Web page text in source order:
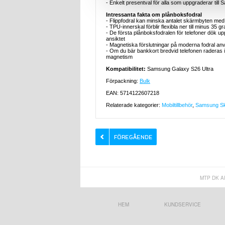
- Enkelt presentval för alla som uppgraderar till
Intressanta fakta om plånboksfodral
- Flippfodral kan minska antalet skärmbyten
- TPU-innerskal förblir flexibla ner till minus 35
- De första plånboksfodralen för telefoner dök
ansiktet
- Magnetiska förslutningar på moderna fodral
- Om du bär bankkort bredvid telefonen
magnetism
Kompatibilitet: Samsung Galaxy S26 Ultra
Förpackning: Bulk
EAN: 5714122607218
Relaterade kategorier: Mobiltillbehör, Samsung
MTP DK
HEM KUNDSERVICE